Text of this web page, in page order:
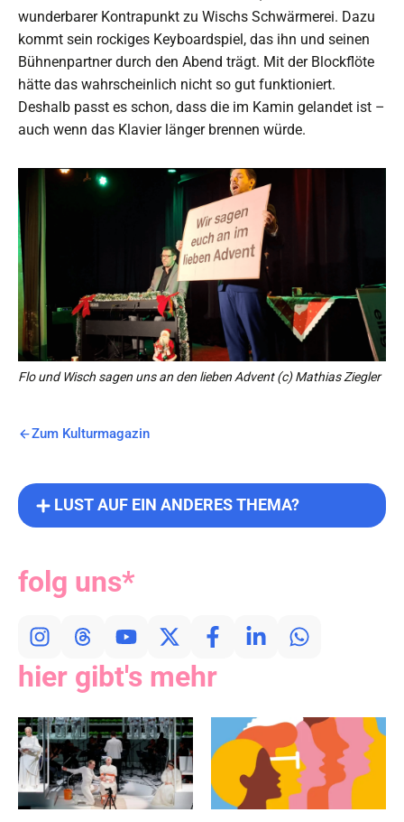
wunderbarer Kontrapunkt zu Wischs Schwärmerei. Dazu
kommt sein rockiges Keyboardspiel, das ihn und seinen
Bühnenpartner durch den Abend trägt. Mit der Blockflöte
hätte das wahrscheinlich nicht so gut funktioniert.
Deshalb passt es schon, dass die im Kamin gelandet ist –
auch wenn das Klavier länger brennen würde.
Flo und Wisch sagen uns an den lieben Advent (c) Mathias Ziegler
Zum Kulturmagazin
hier gibt's mehr
folg uns*
LUST AUF EIN ANDERES THEMA?